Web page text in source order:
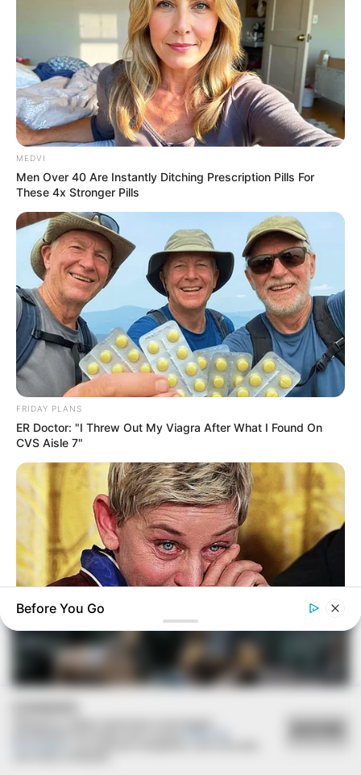
MEDVI
Men Over 40 Are Instantly Ditching Prescription Pills For
These 4x Stronger Pills
FRIDAY PLANS
ER Doctor: "I Threw Out My Viagra After What I Found On
CVS Aisle 7"
Ellen DeGeneres Confirms Her New Partner
Before You Go